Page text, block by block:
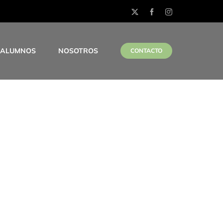
FacebookInstagram
NOSOTROS CONTACTO